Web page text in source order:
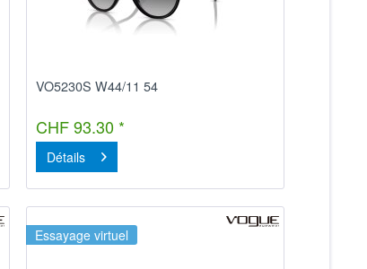
VO5230S W44/11 54
CHF 93.30 *
Détails
Essayage virtuel